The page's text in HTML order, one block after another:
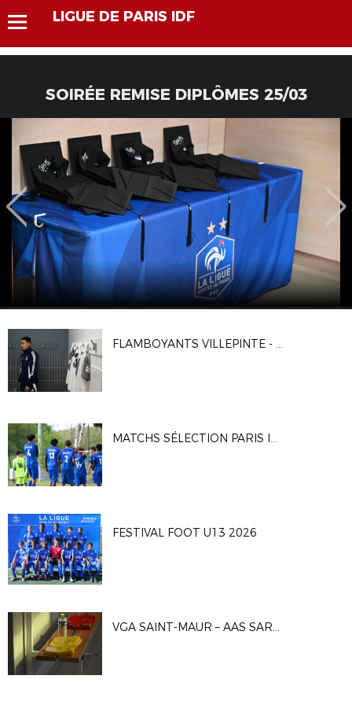
LIGUE DE PARIS IDF
SOIRÉE REMISE DIPLÔMES 25/03
FLAMBOYANTS VILLEPINTE - CA VITRY 2-1
MATCHS SÉLECTION PARIS IDF U16G
FESTIVAL FOOT U13 2026
VGA SAINT-MAUR – AAS SARCELLES 1-0